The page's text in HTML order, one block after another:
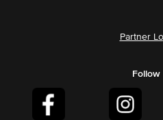
Partner
Follow